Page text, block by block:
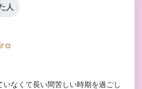
人
いなくて長い間苦しい時期を過ごし